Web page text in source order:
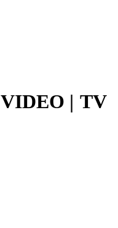
VIDEO | TV